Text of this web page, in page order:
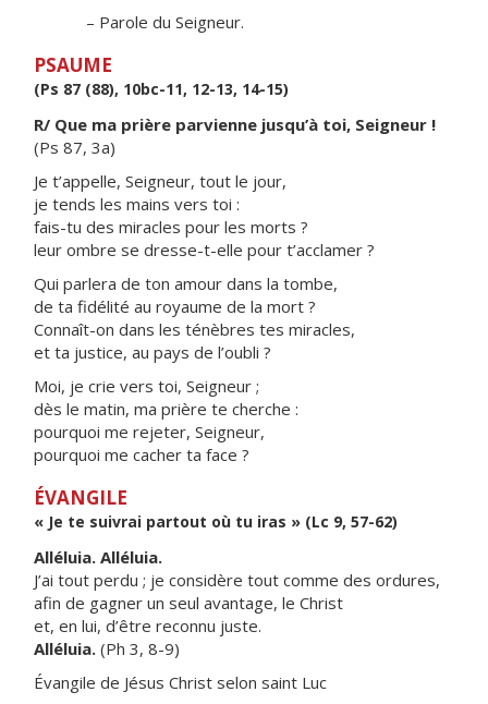
– Parole du Seigneur.
PSAUME
(Ps 87 (88), 10bc-11, 12-13, 14-15)
R/ Que ma prière parvienne jusqu’à toi, Seigneur !
(Ps 87, 3a)
Je t’appelle, Seigneur, tout le jour,
je tends les mains vers toi :
fais-tu des miracles pour les morts ?
leur ombre se dresse-t-elle pour t’acclamer ?
Qui parlera de ton amour dans la tombe,
de ta fidélité au royaume de la mort ?
Connaît-on dans les ténèbres tes miracles,
et ta justice, au pays de l’oubli ?
Moi, je crie vers toi, Seigneur ;
dès le matin, ma prière te cherche :
pourquoi me rejeter, Seigneur,
pourquoi me cacher ta face ?
ÉVANGILE
« Je te suivrai partout où tu iras » (Lc 9, 57-62)
Alléluia. Alléluia.
J’ai tout perdu ; je considère tout comme des ordures,
afin de gagner un seul avantage, le Christ
et, en lui, d’être reconnu juste.
Alléluia. (Ph 3, 8-9)
Évangile de Jésus Christ selon saint Luc